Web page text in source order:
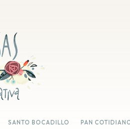
SANTO BOCADILLO PAN